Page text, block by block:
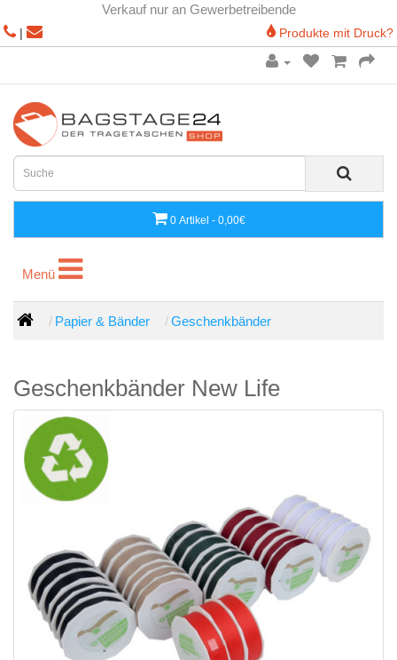
Verkauf nur an Gewerbetreibende
| Produkte mit Druck?
0 Artikel - 0,00€
Menü
Menü
Papier & Bänder Geschenkbänder
Geschenkbänder New Life